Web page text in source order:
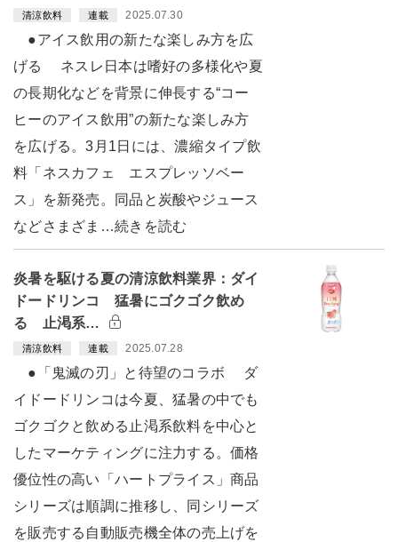
清涼飲料 連載 2025.07.30
●アイス飲用の新たな楽しみ方を広
げる ネスレ日本は嗜好の多様化や夏
の長期化などを背景に伸長する“コー
ヒーのアイス飲用”の新たな楽しみ方
を広げる。3月1日には、濃縮タイプ飲
料「ネスカフェ エスプレッソベー
ス」を新発売。同品と炭酸やジュース
などさまざま…続きを読む
炎暑を駆ける夏の清涼飲料業界：ダイ
ドードリンコ 猛暑にゴクゴク飲め
る 止渇系…
清涼飲料 連載 2025.07.28
●「鬼滅の刃」と待望のコラボ ダ
イドードリンコは今夏、猛暑の中でも
ゴクゴクと飲める止渇系飲料を中心と
したマーケティングに注力する。価格
優位性の高い「ハートプライス」商品
シリーズは順調に推移し、同シリーズ
を販売する自動販売機全体の売上げを